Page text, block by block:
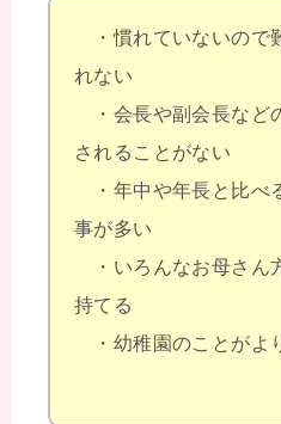
・慣れていないので
れない
・会長や副会長など
されることがない
・年中や年長と比べ
事が多い
・いろんなお母さん
持てる
・幼稚園のことがよ